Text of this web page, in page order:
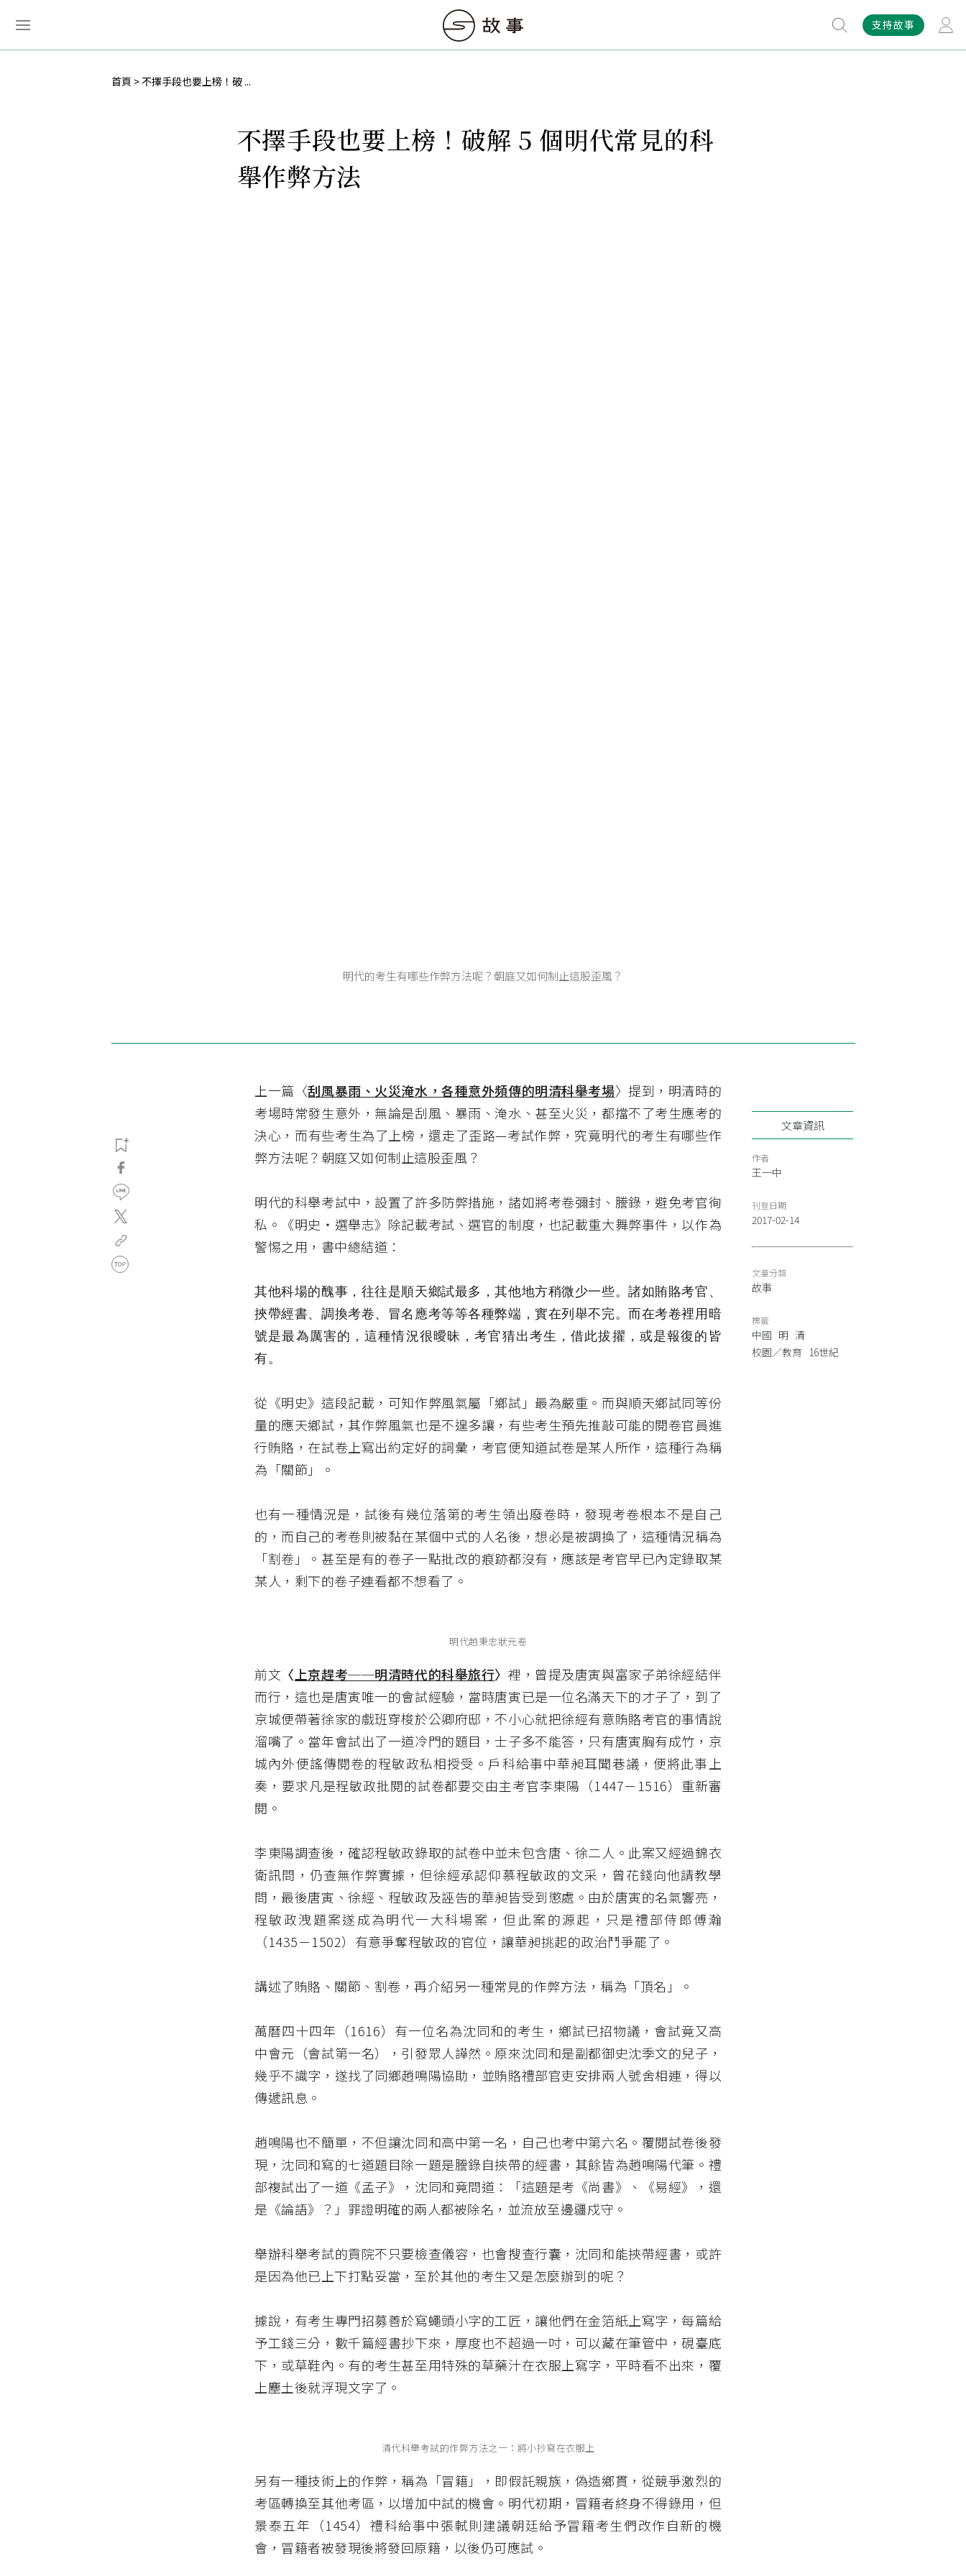
支持故事
首頁 不擇手段也要上榜！破 ...
不擇手段也要上榜！破解 5 個明代常見的科
舉作弊方法
明代的考生有哪些作弊方法呢？朝庭又如何制止這股歪風？
上一篇〈刮風暴雨、火災淹水，各種意外頻傳的明清科舉考場〉提到，明清時的
考場時常發生意外，無論是刮風、暴雨、淹水、甚至火災，都擋不了考生應考的
決心，而有些考生為了上榜，還走了歪路—考試作弊，究竟明代的考生有哪些作
弊方法呢？朝庭又如何制止這股歪風？
明代的科舉考試中，設置了許多防弊措施，諸如將考卷彌封、謄錄，避免考官徇
私。《明史‧選舉志》除記載考試、選官的制度，也記載重大舞弊事件，以作為
警惕之用，書中總結道：
其他科場的醜事，往往是順天鄉試最多，其他地方稍微少一些。諸如賄賂考官、
挾帶經書、調換考卷、冒名應考等等各種弊端，實在列舉不完。而在考卷裡用暗
號是最為厲害的，這種情況很曖昧，考官猜出考生，借此拔擢，或是報復的皆
有。
從《明史》這段記載，可知作弊風氣屬「鄉試」最為嚴重。而與順天鄉試同等份
量的應天鄉試，其作弊風氣也是不遑多讓，有些考生預先推敲可能的閱卷官員進
行賄賂，在試卷上寫出約定好的詞彙，考官便知道試卷是某人所作，這種行為稱
為「關節」。
也有一種情況是，試後有幾位落第的考生領出廢卷時，發現考卷根本不是自己
的，而自己的考卷則被黏在某個中式的人名後，想必是被調換了，這種情況稱為
「割卷」。甚至是有的卷子一點批改的痕跡都沒有，應該是考官早已內定錄取某
某人，剩下的卷子連看都不想看了。
明代趙秉忠狀元卷
前文 〈上京趕考──明清時代的科舉旅行〉 裡，曾提及唐寅與富家子弟徐經結伴
而行，這也是唐寅唯一的會試經驗，當時唐寅已是一位名滿天下的才子了，到了
京城便帶著徐家的戲班穿梭於公卿府邸，不小心就把徐經有意賄賂考官的事情說
溜嘴了。當年會試出了一道冷門的題目，士子多不能答，只有唐寅胸有成竹，京
城內外便謠傳閱卷的程敏政私相授受。戶科給事中華昶耳聞巷議，便將此事上
奏，要求凡是程敏政批閱的試卷都要交由主考官李東陽（1447－1516）重新審
閱。
李東陽調查後，確認程敏政錄取的試卷中並未包含唐、徐二人。此案又經過錦衣
衛訊問，仍查無作弊實據，但徐經承認仰慕程敏政的文采，曾花錢向他請教學
問，最後唐寅、徐經、程敏政及誣告的華昶皆受到懲處。由於唐寅的名氣響亮，
程敏政洩題案遂成為明代一大科場案，但此案的源起，只是禮部侍郎傅瀚
（1435－1502）有意爭奪程敏政的官位，讓華昶挑起的政治鬥爭罷了。
講述了賄賂、關節、割卷，再介紹另一種常見的作弊方法，稱為「頂名」。
萬曆四十四年（1616）有一位名為沈同和的考生，鄉試已招物議，會試竟又高
中會元（會試第一名），引發眾人譁然。原來沈同和是副都御史沈季文的兒子，
幾乎不識字，遂找了同鄉趙鳴陽協助，並賄賂禮部官吏安排兩人號舍相連，得以
傳遞訊息。
趙鳴陽也不簡單，不但讓沈同和高中第一名，自己也考中第六名。覆閱試卷後發
現，沈同和寫的七道題目除一題是謄錄自挾帶的經書，其餘皆為趙鳴陽代筆。禮
部複試出了一道《孟子》，沈同和竟問道：「這題是考《尚書》、《易經》，還
是《論語》？」罪證明確的兩人都被除名，並流放至邊疆戍守。
舉辦科舉考試的貢院不只要檢查儀容，也會搜查行囊，沈同和能挾帶經書，或許
是因為他已上下打點妥當，至於其他的考生又是怎麼辦到的呢？
據說，有考生專門招募善於寫蠅頭小字的工匠，讓他們在金箔紙上寫字，每篇給
予工錢三分，數千篇經書抄下來，厚度也不超過一吋，可以藏在筆管中，硯臺底
下，或草鞋內。有的考生甚至用特殊的草藥汁在衣服上寫字，平時看不出來，覆
上塵土後就浮現文字了。
清代科舉考試的作弊方法之一：將小抄寫在衣服上
另有一種技術上的作弊，稱為「冒籍」，即假託親族，偽造鄉貫，從競爭激烈的
考區轉換至其他考區，以增加中試的機會。明代初期，冒籍者終身不得錄用，但
景泰五年（1454）禮科給事中張軾則建議朝廷給予冒籍考生們改作自新的機
會，冒籍者被發現後將發回原籍，以後仍可應試。
文章資訊
作者
王一中
刊登日期
2017-02-14
文章分類
故事
標籤
中國 明 清
校園／教育 16世紀